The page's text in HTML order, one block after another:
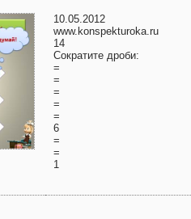
10.05.2012
www.konspekturoka.ru
14
Сократите дроби:
=
=
=
=
=
6
=
=
1